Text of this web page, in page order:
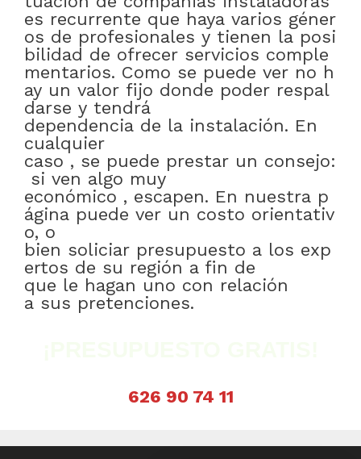
es recurrente que haya varios géner
os de profesionales y tienen la posi
bilidad de ofrecer servicios comple
mentarios. Como se puede ver no h
ay un valor fijo donde poder respal
darse y tendrá
dependencia de la instalación. En
cualquier
caso , se puede prestar un consejo:
si ven algo muy
económico , escapen. En nuestra p
ágina puede ver un costo orientativ
o, o
bien soliciar presupuesto a los exp
ertos de su región a fin de
que le hagan uno con relación
a sus pretenciones.
626 90 74 11